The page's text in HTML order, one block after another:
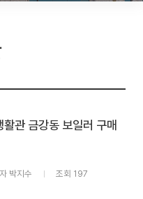
관 금강동 보일러 구매
박지수 조회 197